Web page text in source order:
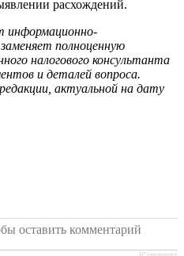
расхождений.
информационно-
полноценную
налогового консультанта
и деталей вопроса.
актуальной на дату
оставить комментарий